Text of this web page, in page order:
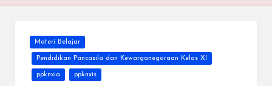
Jamaah
Posted
in
Materi Belajar
Pendidikan Pancasila dan Kewarganegaraan Kelas XI
ppknxia ppknxis